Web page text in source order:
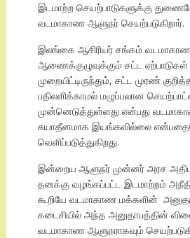
இடமாற்ற செயற்பாடுகளுக்கு
வடமாகாண ஆளுநர் செயற்படுகிறார்.
இலங்கை ஆசிரியர் சங்கம்
ஆணைக்குழுவுக்கும் சட்ட ஏற்பாடுகள்
முறையிட்டிருந்தும், சட்ட முரண்
பதிலளிக்காமல் மழுப்பலான
முன்னெடுத்துள்ளது என்பது
சுயாதீனமாக இயங்கவில்லை
வெளிப்படுத்துகிறது.
இன்றைய ஆளுநர் முன்னர் அரச
தனக்கு வழங்கப்பட்ட இடமாற்றம்
கூறியே வடமாகாண மக்களின்
கடைசியில் அந்த அனுதாபத்தின்
வடமாகாண ஆளுநராகவும்